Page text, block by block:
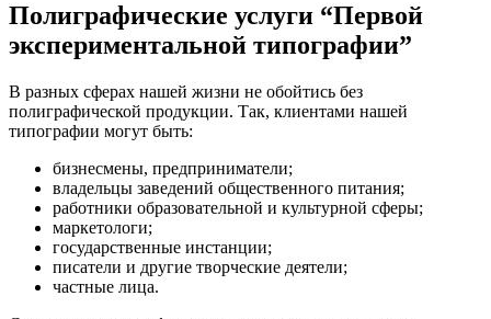
Полиграфические услуги “Первой
экспериментальной типографии”
В разных сферах нашей жизни не обойтись без
полиграфической продукции. Так, клиентами нашей
типографии могут быть:
бизнесмены, предприниматели;
владельцы заведений общественного питания;
работники образовательной и культурной сферы;
маркетологи;
государственные инстанции;
писатели и другие творческие деятели;
частные лица.